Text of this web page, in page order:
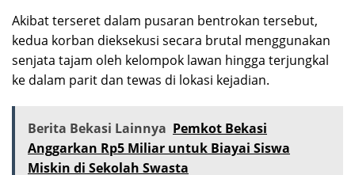
Akibat terseret dalam pusaran bentrokan tersebut,
kedua korban dieksekusi secara brutal menggunakan
senjata tajam oleh kelompok lawan hingga terjungkal
ke dalam parit dan tewas di lokasi kejadian.
Berita Bekasi Lainnya Pemkot Bekasi
Anggarkan Rp5 Miliar untuk Biayai Siswa
Miskin di Sekolah Swasta